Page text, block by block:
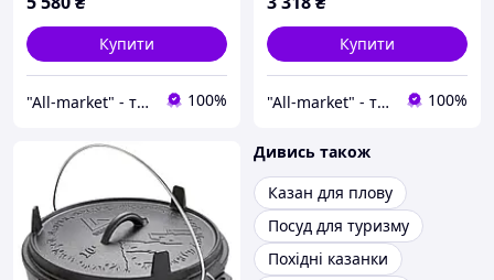
Купити
"All-market" - там, де якість зустрічається з комфортом 100%
Купити
"All-market" - там, де якість зустрічається з комфортом 100%
Дивись також
Казан для плову
Посуд для туризму
Похідні казанки